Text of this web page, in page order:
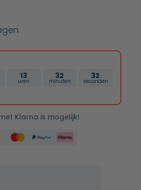
13
uren
32
minuten
31
seconden
Klarna is mogelijk!